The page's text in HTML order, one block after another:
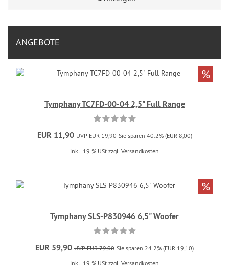
ANGEBOTE
Tymphany TC7FD-00-04 2,5" Full Range
EUR 11,90 UVP EUR 19,90 Sie sparen 40.2% (EUR 8,00)
inkl. 19 % USt zzgl. Versandkosten
%
Tymphany SLS-P830946 6,5" Woofer
EUR 59,90 UVP EUR 79,00 Sie sparen 24.2% (EUR 19,10)
inkl. 19 % USt zzgl. Versandkosten
%